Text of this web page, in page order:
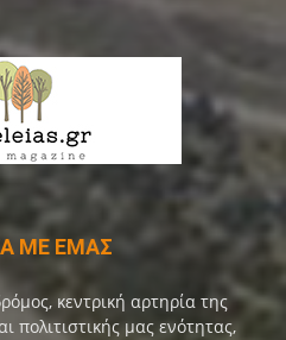
ΜΕ ΕΜΑΣ
κεντρική αρτηρία της
πολιτιστικής μας ενότητας,